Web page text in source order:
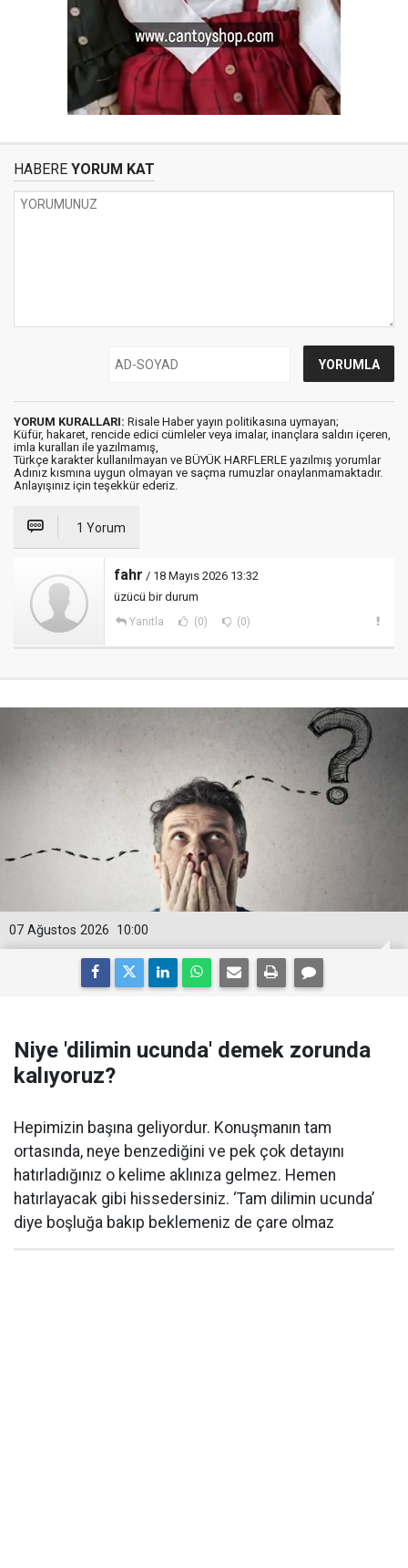
HABERE YORUM KAT
YORUM KURALLARI: Risale Haber yayın politikasına uymayan;
Küfür, hakaret, rencide edici cümleler veya imalar, inançlara saldırı içeren,
imla kuralları ile yazılmamış,
Türkçe karakter kullanılmayan ve BÜYÜK HARFLERLE yazılmış yorumlar
Adınız kısmına uygun olmayan ve saçma rumuzlar onaylanmamaktadır.
Anlayışınız için teşekkür ederiz.
1 Yorum
fahr / 18 Mayıs 2026 13:32
üzücü bir durum
Yanıtla (0) (0)
10:00
07 Ağustos 2026
Niye 'dilimin ucunda' demek zorunda
kalıyoruz?
Hepimizin başına geliyordur. Konuşmanın tam
ortasında, neye benzediğini ve pek çok detayını
hatırladığınız o kelime aklınıza gelmez. Hemen
hatırlayacak gibi hissedersiniz. ‘Tam dilimin ucunda’
diye boşluğa bakıp beklemeniz de çare olmaz